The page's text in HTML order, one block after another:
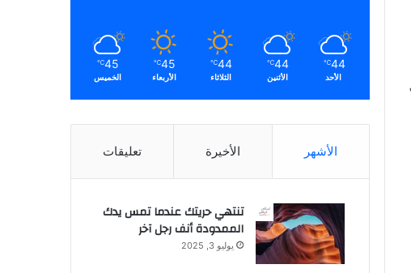
44
℃
الأحد
44
℃
الأثنين
44
℃
الثلاثاء
45
℃
الأربعاء
45
℃
الخميس
الأشهر الأخيرة تعليقات
تنتهي حريتك عندما تمس يدك
الممدودة أنف رجل آخر
يوليو 3, 2025